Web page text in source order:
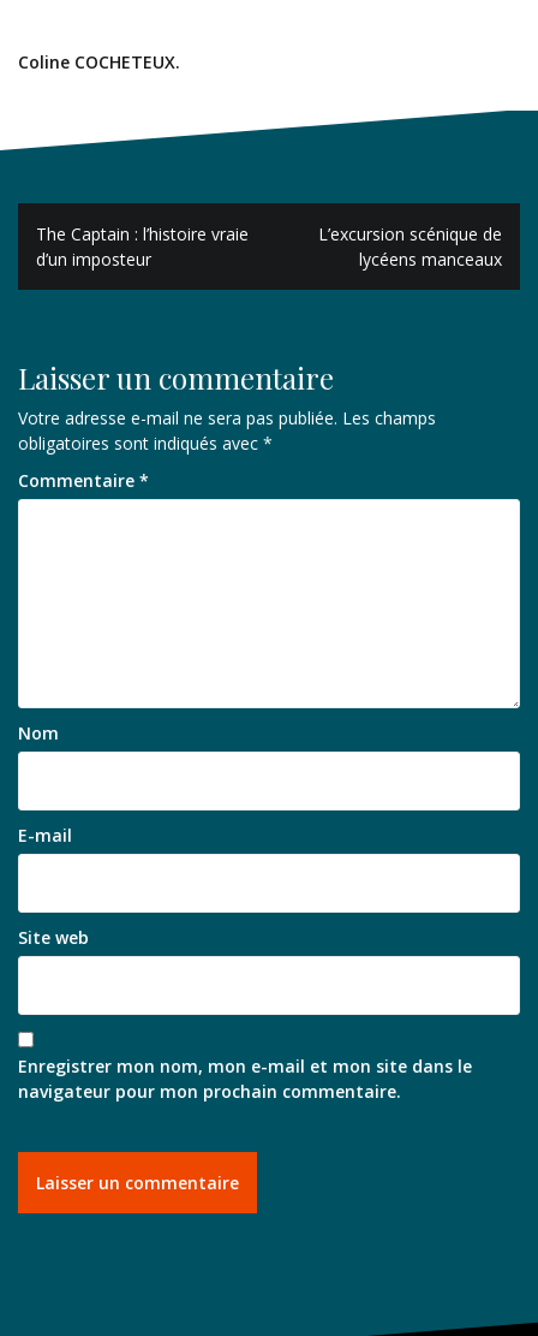
Coline COCHETEUX.
Navigation
de
l’article
The Captain : l’histoire vraie
d’un imposteur
L’excursion scénique de
lycéens manceaux
Laisser un commentaire
Votre adresse e-mail ne sera pas publiée. Les champs
obligatoires sont indiqués avec *
Commentaire *
Nom
E-mail
Site web
Enregistrer mon nom, mon e-mail et mon site dans le
navigateur pour mon prochain commentaire.